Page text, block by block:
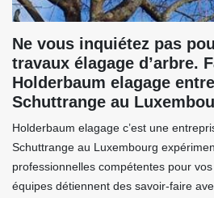
Ne vous inquiétez pas
travaux élagage d’arbre.
Holderbaum elagage
Schuttrange au
Holderbaum elagage c’est une
Schuttrange au Luxembourg
professionnelles compétentes pour
équipes détiennent des savoir-faire